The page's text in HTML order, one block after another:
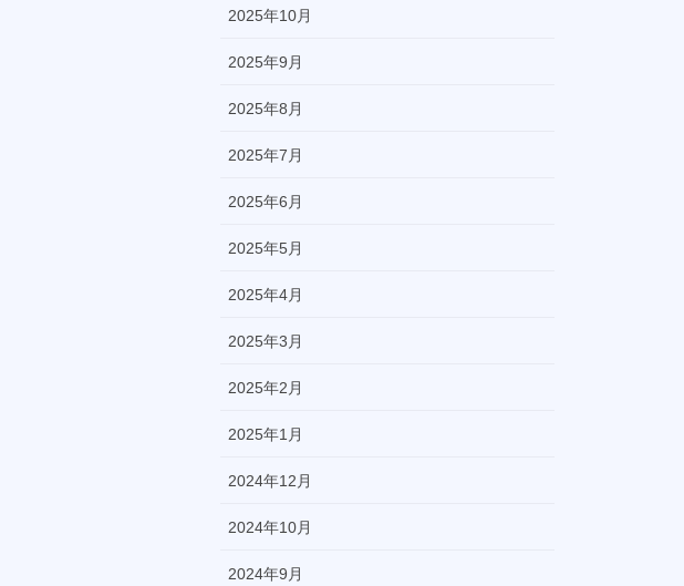
2025年10月
2025年9月
2025年8月
2025年7月
2025年6月
2025年5月
2025年4月
2025年3月
2025年2月
2025年1月
2024年12月
2024年10月
2024年9月